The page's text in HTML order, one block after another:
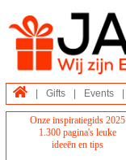
Gifts Events
Onze inspiratiegids 2025
1.300 pagina's leuke
ideeën en tips